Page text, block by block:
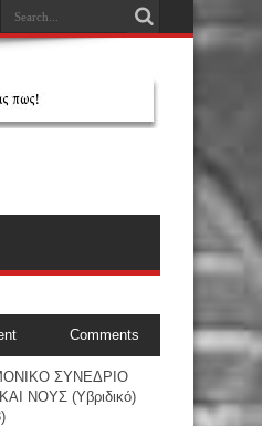
Comments
ΣΥΝΕΔΡΙΟ
ΝΟΥΣ (Υβριδικό)